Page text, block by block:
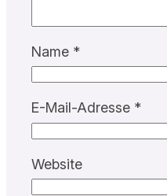
Name *
E-Mail-Adresse *
Website